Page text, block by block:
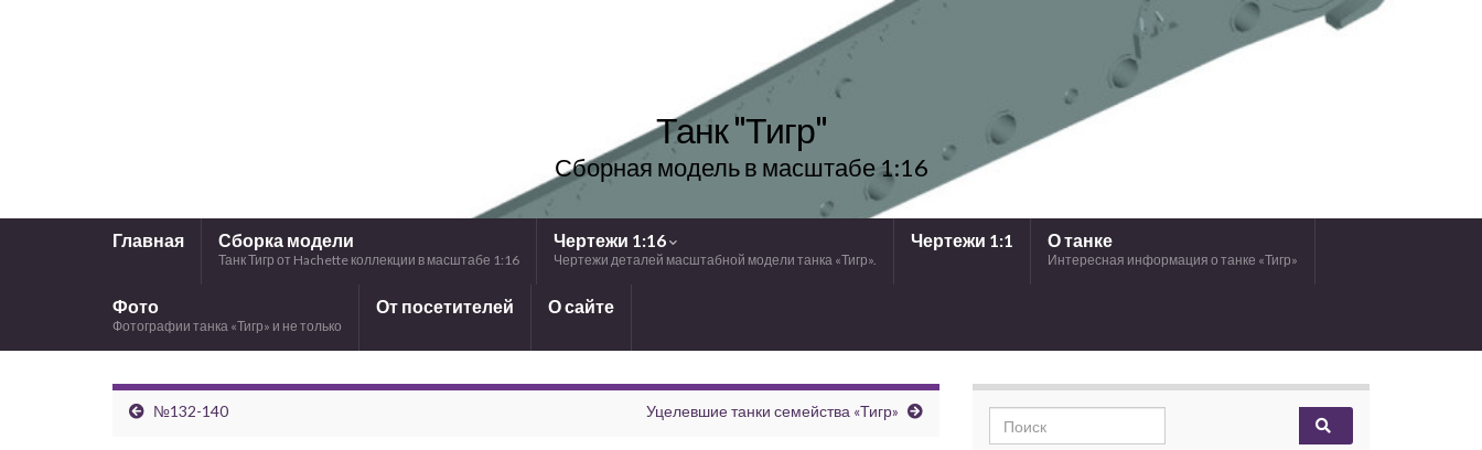
Танк "Тигр"
Сборная модель в масштабе 1:16
Главная Сборка модели
Танк Тигр от Hachette коллекции в масштабе 1:16
Чертежи 1:16
Чертежи деталей масштабной модели танка «Тигр».
Чертежи 1:1 О танке
Интересная информация о танке «Тигр»
Фото
Фотографии танка «Тигр» и не только
От посетителей О сайте
№132-140 Уцелевшие танки семейства «Тигр» Search for: